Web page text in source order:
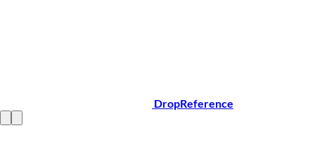
DropReference